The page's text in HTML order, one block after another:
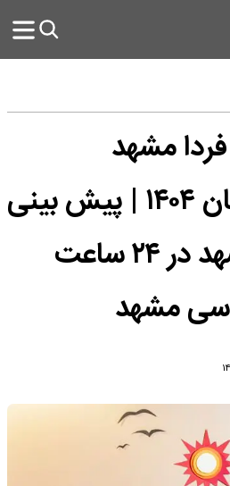
مشهد
چهارشنبه ۲۸ آبان ۱۴۰۴ | پیش بینی
آب و هوای مشهد در ۲۴ ساعت
مشهد